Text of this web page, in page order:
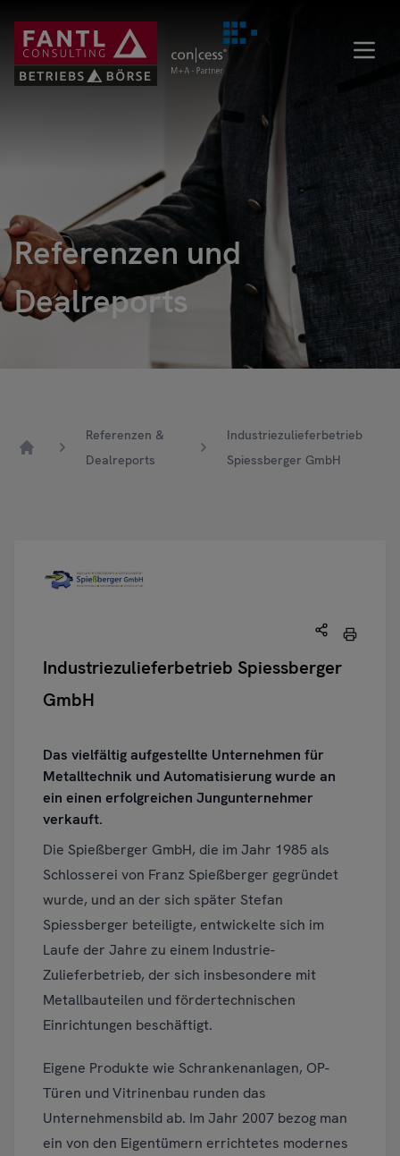
zum
Inhalt
Referenzen und
Dealreports
Referenzen &
Dealreports
Industriezulieferbetrieb
Spiessberger GmbH
Industriezulieferbetrieb Spiessberger
GmbH
Das vielfältig aufgestellte Unternehmen für
Metalltechnik und Automatisierung wurde an
ein einen erfolgreichen Jungunternehmer
verkauft.
Die Spießberger GmbH, die im Jahr 1985 als
Schlosserei von Franz Spießberger gegründet
wurde, und an der sich später Stefan
Spiessberger beteiligte, entwickelte sich im
Laufe der Jahre zu einem Industrie-
Zulieferbetrieb, der sich insbesondere mit
Metallbauteilen und fördertechnischen
Einrichtungen beschäftigt.
Eigene Produkte wie Schrankenanlagen, OP-
Türen und Vitrinenbau runden das
Unternehmensbild ab. Im Jahr 2007 bezog man
ein von den Eigentümern errichtetes modernes